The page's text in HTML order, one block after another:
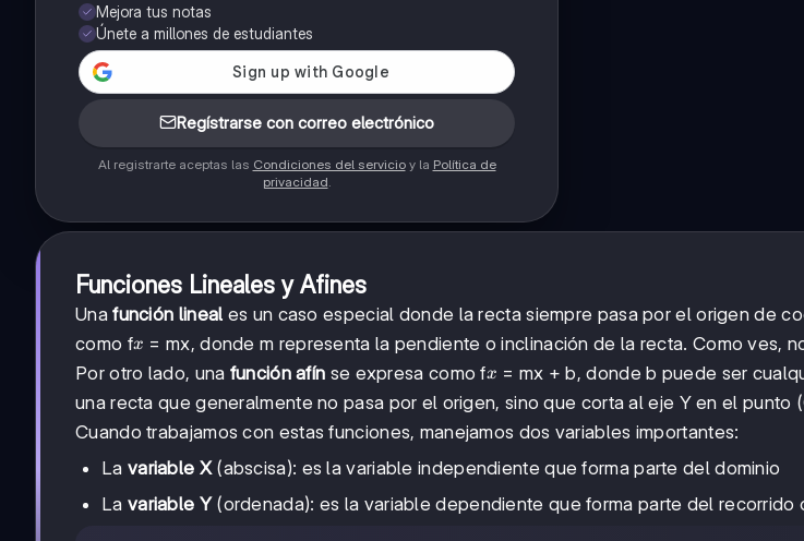
Mejora tus notas
Únete a millones de estudiantes
Regístrarse con correo electrónico
Al registrarte aceptas las Condiciones del servicioy la Política de
privacidad
Funciones Lineales y Afines
Unafunción lineal es un caso especial donde la recta siempre pasa por el origen de
como fx
x = mx, donde m representa la pendiente o inclinación de la recta. Como ves,
Por otro lado, una función afín se expresa como fx
x = mx + b, donde b puede ser
una recta que generalmente no pasa por el origen, sino que corta al eje Y en el punto
Cuando trabajamos con estas funciones, manejamos dos variables importantes:
La variable X(abscisa): es la variable independiente que forma parte del dominio
La variable Y(ordenada): es la variable dependiente que forma parte del recorrido